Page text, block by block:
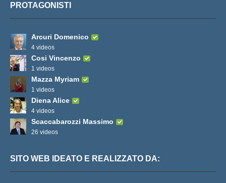
PROTAGONISTI
Arcuri Domenico
4 videos
Cosi Vincenzo
1 videos
Mazza Myriam
1 videos
Diena Alice
4 videos
Scaccabarozzi Massimo
26 videos
SITO WEB IDEATO E REALIZZATO DA: